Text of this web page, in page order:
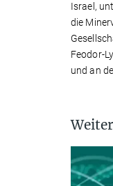
Israel,
die
Feodor-
und an